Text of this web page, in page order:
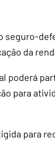
seguro-
da
poderá
para
para